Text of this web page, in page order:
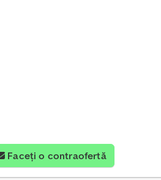
Faceți o contraofertă